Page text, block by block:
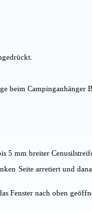
beim Campinganhänger
5 mm breiter
Seite arretiert und
Fenster nach oben